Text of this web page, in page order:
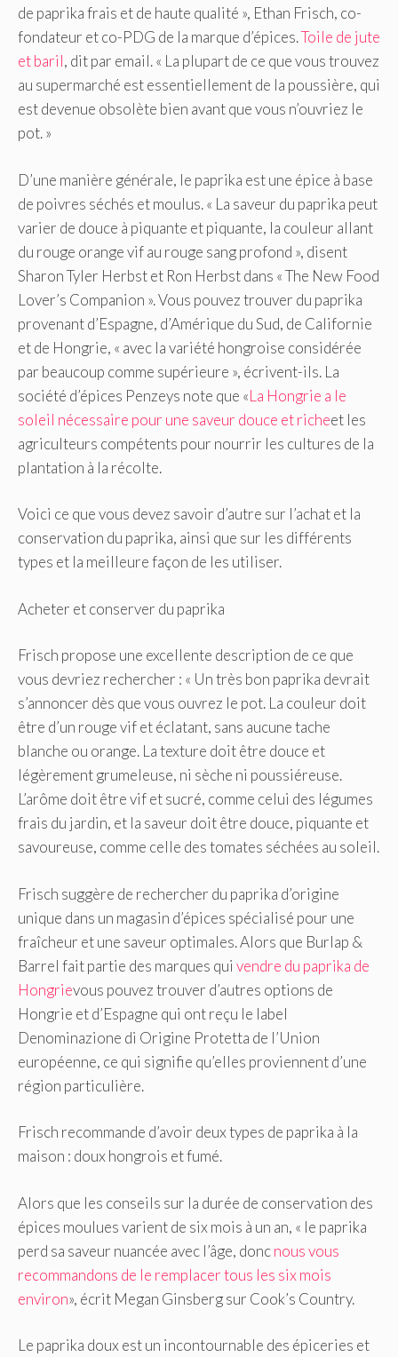
de paprika frais et de haute qualité », Ethan Frisch, co-
fondateur et co-PDG de la marque d’épices.Toile de jute
et baril, dit par email. « La plupart de ce que vous trouvez
au supermarché est essentiellement de la poussière, qui
est devenue obsolète bien avant que vous n’ouvriez le
pot. »
D’une manière générale, le paprika est une épice à base
de poivres séchés et moulus. « La saveur du paprika peut
varier de douce à piquante et piquante, la couleur allant
du rouge orange vif au rouge sang profond », disent
Sharon Tyler Herbst et Ron Herbst dans « The New Food
Lover’s Companion ». Vous pouvez trouver du paprika
provenant d’Espagne, d’Amérique du Sud, de Californie
et de Hongrie, « avec la variété hongroise considérée
par beaucoup comme supérieure », écrivent-ils. La
société d’épices Penzeys note que «La Hongrie a le
soleil nécessaire pour une saveur douce et richeet les
agriculteurs compétents pour nourrir les cultures de la
plantation à la récolte.
Voici ce que vous devez savoir d’autre sur l’achat et la
conservation du paprika, ainsi que sur les différents
types et la meilleure façon de les utiliser.
Acheter et conserver du paprika
Frisch propose une excellente description de ce que
vous devriez rechercher : « Un très bon paprika devrait
s’annoncer dès que vous ouvrez le pot. La couleur doit
être d’un rouge vif et éclatant, sans aucune tache
blanche ou orange. La texture doit être douce et
légèrement grumeleuse, ni sèche ni poussiéreuse.
L’arôme doit être vif et sucré, comme celui des légumes
frais du jardin, et la saveur doit être douce, piquante et
savoureuse, comme celle des tomates séchées au soleil.
Frisch suggère de rechercher du paprika d’origine
unique dans un magasin d’épices spécialisé pour une
fraîcheur et une saveur optimales. Alors que Burlap &
Barrel fait partie des marques qui vendre du paprika de
Hongrievous pouvez trouver d’autres options de
Hongrie et d’Espagne qui ont reçu le label
Denominazione di Origine Protetta de l’Union
européenne, ce qui signifie qu’elles proviennent d’une
région particulière.
Frisch recommande d’avoir deux types de paprika à la
maison : doux hongrois et fumé.
Alors que les conseils sur la durée de conservation des
épices moulues varient de six mois à un an, « le paprika
perd sa saveur nuancée avec l’âge, doncnous vous
recommandons de le remplacer tous les six mois
environ», écrit Megan Ginsberg sur Cook’s Country.
Le paprika doux est un incontournable des épiceries et